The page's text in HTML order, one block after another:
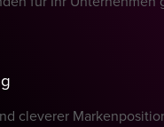
cleverer